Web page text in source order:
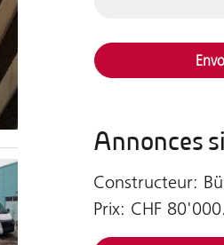
Annonces
Constructeur:
Prix: CHF